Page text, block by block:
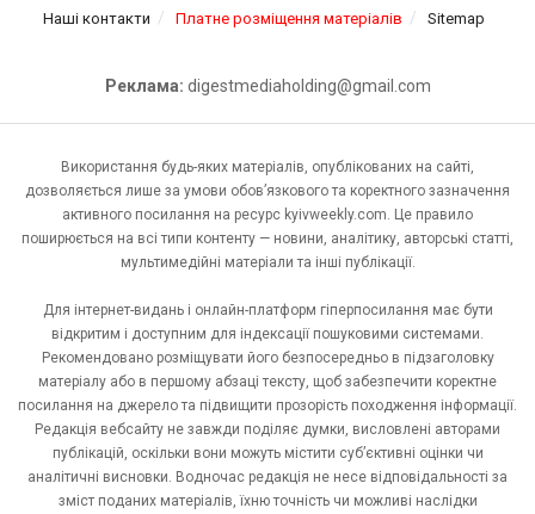
Наші контакти
Платне розміщення матеріалів Sitemap
Реклама: digestmediaholding@gmail.com
Використання будь-яких матеріалів, опублікованих на сайті,
дозволяється лише за умови обов’язкового та коректного зазначення
активного посилання на ресурс kyivweekly.com. Це правило
поширюється на всі типи контенту — новини, аналітику, авторські статті,
мультимедійні матеріали та інші публікації.
Для інтернет-видань і онлайн-платформ гіперпосилання має бути
відкритим і доступним для індексації пошуковими системами.
Рекомендовано розміщувати його безпосередньо в підзаголовку
матеріалу або в першому абзаці тексту, щоб забезпечити коректне
посилання на джерело та підвищити прозорість походження інформації.
Редакція вебсайту не завжди поділяє думки, висловлені авторами
публікацій, оскільки вони можуть містити суб’єктивні оцінки чи
аналітичні висновки. Водночас редакція не несе відповідальності за
зміст поданих матеріалів, їхню точність чи можливі наслідки